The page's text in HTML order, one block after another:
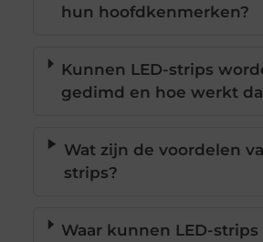
hun hoofdkenmerken?
Kunnen LED-strips
gedimd en hoe werkt
Wat zijn de voordelen
strips?
Waar kunnen LED-strips